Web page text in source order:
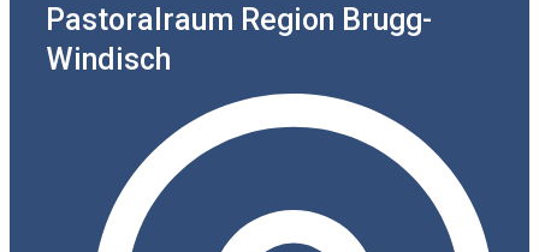
Pastoralraum Region Brugg-
Windisch